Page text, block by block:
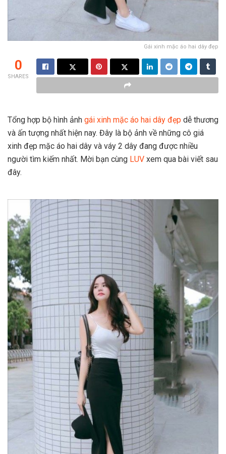
Gái xinh mặc áo hai dây đẹp
0
SHARES
Tổng hợp bộ hình ảnh gái xinh mặc áo hai dây đẹp dễ thương
và ấn tượng nhất hiện nay. Đây là bộ ảnh về những cô giá
xinh đẹp mặc áo hai dây và váy 2 dây đang được nhiều
người tìm kiếm nhất. Mời bạn cùng LUV xem qua bài viết sau
đây.